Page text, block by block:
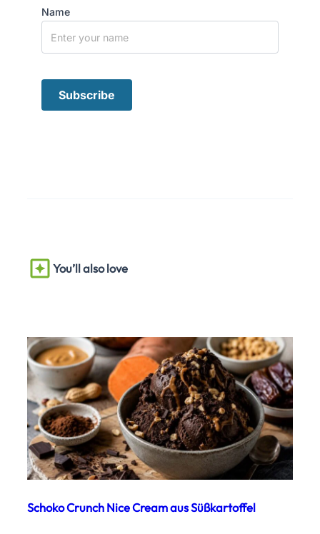
Name
You’ll also love
Schoko Crunch Nice Cream aus Süßkartoffel